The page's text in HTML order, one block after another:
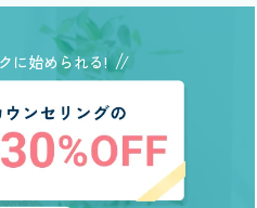
に始められる!